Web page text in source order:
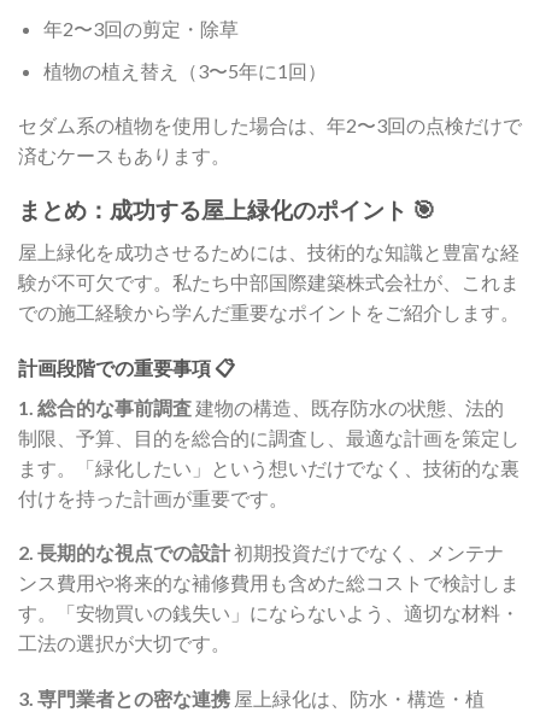
年2〜3回の剪定・除草
植物の植え替え（3〜5年に1回）
セダム系の植物を使用した場合は、年2〜3回の点検だけで
済むケースもあります。
まとめ：成功する屋上緑化のポイント 🎯
屋上緑化を成功させるためには、技術的な知識と豊富な経
験が不可欠です。私たち中部国際建築株式会社が、これま
での施工経験から学んだ重要なポイントをご紹介します。
計画段階での重要事項 📋
1. 総合的な事前調査建物の構造、既存防水の状態、法的
制限、予算、目的を総合的に調査し、最適な計画を策定し
ます。「緑化したい」という想いだけでなく、技術的な裏
付けを持った計画が重要です。
2. 長期的な視点での設計初期投資だけでなく、メンテナ
ンス費用や将来的な補修費用も含めた総コストで検討しま
す。「安物買いの銭失い」にならないよう、適切な材料・
工法の選択が大切です。
3. 専門業者との密な連携 屋上緑化は、防水・構造・植